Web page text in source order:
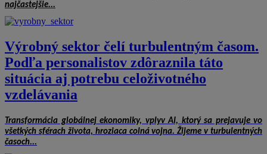
najčastejšie...
Výrobný sektor čelí turbulentným časom.
Podľa personalistov zdôraznila táto
situácia aj potrebu celoživotného
vzdelávania
Transformácia globálnej ekonomiky, vplyv AI, ktorý sa prejavuje vo
všetkých sférach života, hroziaca colná vojna. Žijeme v turbulentných
časoch...